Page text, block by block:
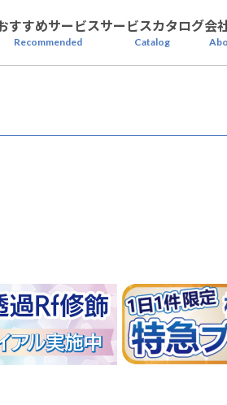
すすめサービス
Recommended
サービスカタログ
Catalog
会